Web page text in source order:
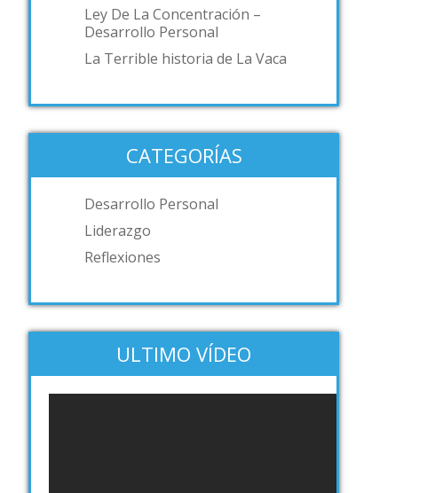
Ley De La Concentración –
Desarrollo Personal
La Terrible historia de La Vaca
CATEGORÍAS
Desarrollo Personal
Liderazgo
Reflexiones
ULTIMO VÍDEO